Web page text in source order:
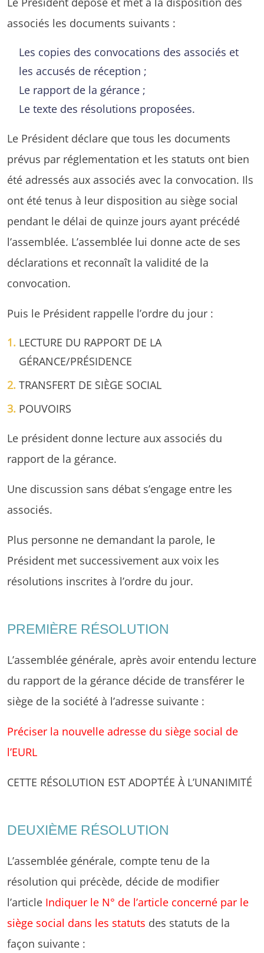
associés les documents suivants :
Les copies des convocations des associés et
les accusés de réception ;
Le rapport de la gérance ;
Le texte des résolutions proposées.
Le Président déclare que tous les documents
prévus par réglementation et les statuts ont bien
été adressés aux associés avec la convocation. Ils
ont été tenus à leur disposition au siège social
pendant le délai de quinze jours ayant précédé
l’assemblée. L’assemblée lui donne acte de ses
déclarations et reconnaît la validité de la
convocation.
Puis le Président rappelle l’ordre du jour :
LECTURE DU RAPPORT DE LA
GÉRANCE/PRÉSIDENCE
TRANSFERT DE SIÈGE SOCIAL
POUVOIRS
Le président donne lecture aux associés du
rapport de la gérance.
Une discussion sans débat s’engage entre les
associés.
Plus personne ne demandant la parole, le
Président met successivement aux voix les
résolutions inscrites à l’ordre du jour.
PREMIÈRE RÉSOLUTION
L’assemblée générale, après avoir entendu lecture
du rapport de la gérance décide de transférer le
siège de la société à l’adresse suivante :
Préciser la nouvelle adresse du siège social de
l’EURL
CETTE RÉSOLUTION EST ADOPTÉE À L’UNANIMITÉ
DEUXIÈME RÉSOLUTION
L’assemblée générale, compte tenu de la
résolution qui précède, décide de modifier
l’article Indiquer le N° de l’article concerné par le
siège social dans les statuts des statuts de la
façon suivante :